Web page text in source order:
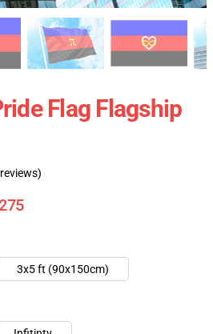
Flag Flagship
3x5 ft (90x150cm)